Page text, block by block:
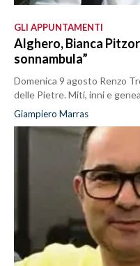
GLI APPUNTAMENTI
Alghero, Bianca
sonnambula”
Domenica 9 agosto Renzo
delle Pietre. Miti, inni e
Giampiero Marras